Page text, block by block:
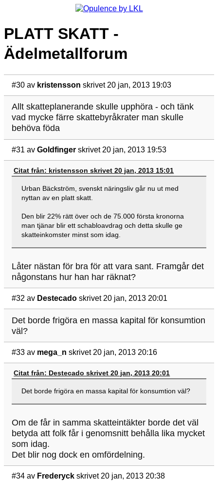
PLATT SKATT -
Ädelmetallforum
#30 av kristensson skrivet 20 jan, 2013 19:03
Allt skatteplanerande skulle upphöra - och tänk
vad mycke färre skattebyråkrater man skulle
behöva föda
#31 av Goldfinger skrivet 20 jan, 2013 19:53
Citat från: kristensson skrivet 20 jan, 2013 15:01
Urban Bäckström, svenskt näringsliv går nu ut med
nyttan av en platt skatt.
Den blir 22% rätt över och de 75.000 första kronorna
man tjänar blir ett schabloavdrag och detta skulle ge
skatteinkomster minst som idag.
Låter nästan för bra för att vara sant. Framgår det
någonstans hur han har räknat?
#32 av Destecado skrivet 20 jan, 2013 20:01
Det borde frigöra en massa kapital för konsumtion
väl?
#33 av mega_n skrivet 20 jan, 2013 20:16
Citat från: Destecado skrivet 20 jan, 2013 20:01
Det borde frigöra en massa kapital för konsumtion väl?
Om de får in samma skatteintäkter borde det väl
betyda att folk får i genomsnitt behålla lika mycket
som idag.
Det blir nog dock en omfördelning.
#34 av Frederyck skrivet 20 jan, 2013 20:38